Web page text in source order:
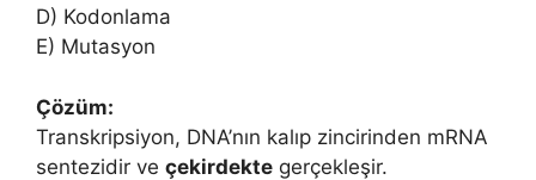
D) Kodonlama
E) Mutasyon
Çözüm:
Transkripsiyon, DNA’nın kalıp zincirinden mRNA
sentezidir ve çekirdekte gerçekleşir.